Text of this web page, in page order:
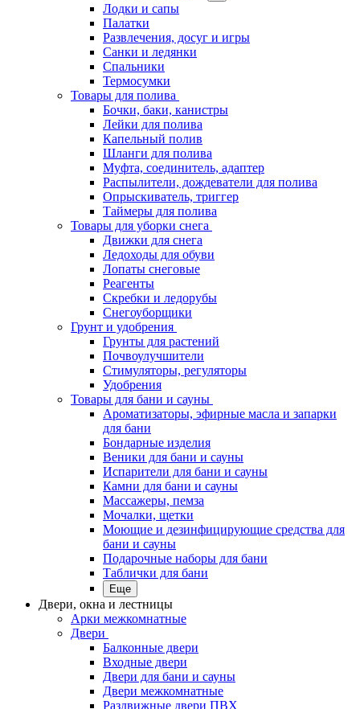
Лодки и сапы
Палатки
Развлечения, досуг и игры
Санки и ледянки
Спальники
Термосумки
Товары для полива
Бочки, баки, канистры
Лейки для полива
Капельный полив
Шланги для полива
Муфта, соединитель, адаптер
Распылители, дождеватели для полива
Опрыскиватель, триггер
Таймеры для полива
Товары для уборки снега
Движки для снега
Ледоходы для обуви
Лопаты снеговые
Реагенты
Скребки и ледорубы
Снегоуборщики
Грунт и удобрения
Грунты для растений
Почвоулучшители
Стимуляторы, регуляторы
Удобрения
Товары для бани и сауны
Ароматизаторы, эфирные масла и запарки
для бани
Бондарные изделия
Веники для бани и сауны
Испарители для бани и сауны
Камни для бани и сауны
Массажеры, пемза
Мочалки, щетки
Моющие и дезинфицирующие средства для
бани и сауны
Подарочные наборы для бани
Таблички для бани
Еще
Двери, окна и лестницы
Арки межкомнатные
Двери
Балконные двери
Входные двери
Двери для бани и сауны
Двери межкомнатные
Раздвижные двери ПВХ